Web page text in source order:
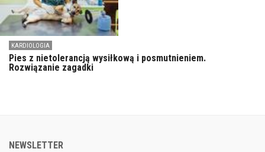
KARDIOLOGIA
Pies z nietolerancją wysiłkową i posmutnieniem.
Rozwiązanie zagadki
NEWSLETTER